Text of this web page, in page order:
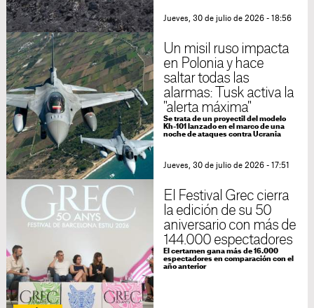
Jueves, 30 de julio de 2026 - 18:56
Un misil ruso impacta
en Polonia y hace
saltar todas las
alarmas: Tusk activa la
"alerta máxima"
Se trata de un proyectil del modelo
Kh-101 lanzado en el marco de una
noche de ataques contra Ucrania
Jueves, 30 de julio de 2026 - 17:51
El Festival Grec cierra
la edición de su 50
aniversario con más de
144.000 espectadores
El certamen gana más de 16.000
espectadores en comparación con el
año anterior